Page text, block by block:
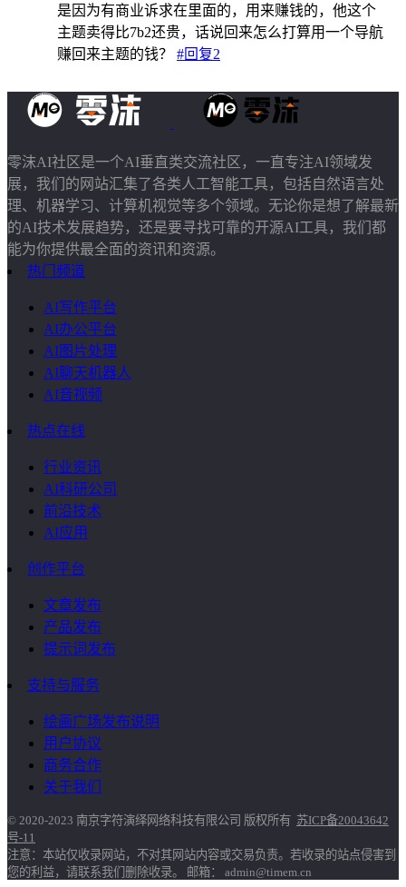
是因为有商业诉求在里面的，用来赚钱的，他这个
主题卖得比7b2还贵，话说回来怎么打算用一个导航
赚回来主题的钱？ #回复2
零沫AI社区是一个AI垂直类交流社区，一直专注AI领域发
展，我们的网站汇集了各类人工智能工具，包括自然语言处
理、机器学习、计算机视觉等多个领域。无论你是想了解最新
的AI技术发展趋势，还是要寻找可靠的开源AI工具，我们都
能为你提供最全面的资讯和资源。
热门频道
AI写作平台
AI办公平台
AI图片处理
AI聊天机器人
AI音视频
热点在线
行业资讯
AI科研公司
前沿技术
AI应用
创作平台
文章发布
产品发布
提示词发布
支持与服务
绘画广场发布说明
用户协议
商务合作
关于我们
© 2020-2023 南京字符演绎网络科技有限公司 版权所有 苏ICP备20043642
号-11
注意：本站仅收录网站，不对其网站内容或交易负责。若收录的站点侵害到
您的利益，请联系我们删除收录。 邮箱： admin@timem.cn